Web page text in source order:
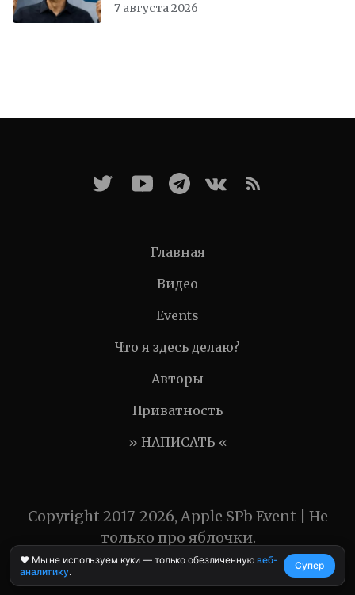
7 августа 2026
Главная
Видео
Events
Что я здесь делаю?
Авторы
Приватность
» НАПИСАТЬ «
Copyright 2017-2026, Apple SPb Event | Не
только про яблочки.
❤️ Мы не используем куки — только обезличеннуювеб-
аналитику.
Супер